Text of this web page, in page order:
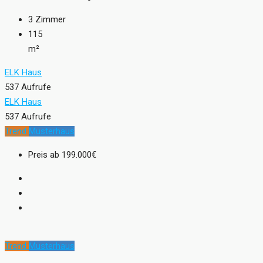
3 Zimmer
115
m²
ELK Haus
537 Aufrufe
ELK Haus
537 Aufrufe
Trend Musterhaus
Preis ab 199.000€
Trend Musterhaus